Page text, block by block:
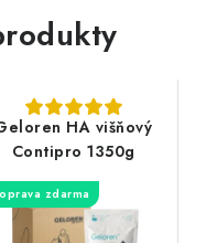
HA višňový
Contipro 1350g
zdarma